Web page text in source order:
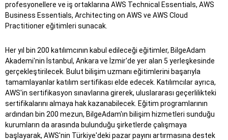
profesyonellere ve iş ortaklarına AWS Technical Essentials, AWS
Business Essentials, Architecting on AWS ve AWS Cloud
Practitioner eğitimleri sunacak.
Her yıl bin 200 katılımcının kabul edileceği eğitimler, BilgeAdam
Akademi'nin İstanbul, Ankara ve İzmir'de yer alan 5 yerleşkesinde
gerçekleştirilecek. Bulut bilişim uzmanı eğitimlerini başarıyla
tamamlayanlar katılım sertifikası elde edecek. Katılımcılar ayrıca,
AWS'in sertifikasyon sınavlarına girerek, uluslararası geçerlilikteki
sertifikalarını almaya hak kazanabilecek. Eğitim programlarının
ardından bin 200 mezun, BilgeAdam'ın bilişim hizmetleri sunduğu
kurumların da arasında bulunduğu şirketlerde çalışmaya
başlayarak, AWS'nin Türkiye'deki pazar payını artırmasına destek